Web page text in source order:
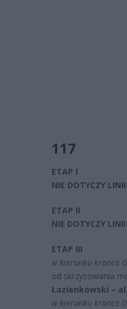
117
ETAP I
NIE DOTYCZY
ETAP II
NIE DOTYCZY
ETAP III
w kierunku krańca
od skrzyżowania
Łazienkowski –
w kierunku krańca